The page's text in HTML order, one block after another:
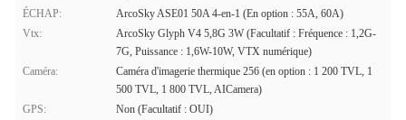
ÉCHAP:
ArcoSky ASE01 50A 4-en-1 (En option : 55A, 60A)
Vtx:
ArcoSky Glyph V4 5,8G 3W (Facultatif : Fréquence : 1,2G-
7G, Puissance : 1,6W-10W, VTX numérique)
Caméra:
Caméra d'imagerie thermique 256 (en option : 1 200 TVL, 1
500 TVL, 1 800 TVL, AICamera)
GPS:
Non (Facultatif : OUI)